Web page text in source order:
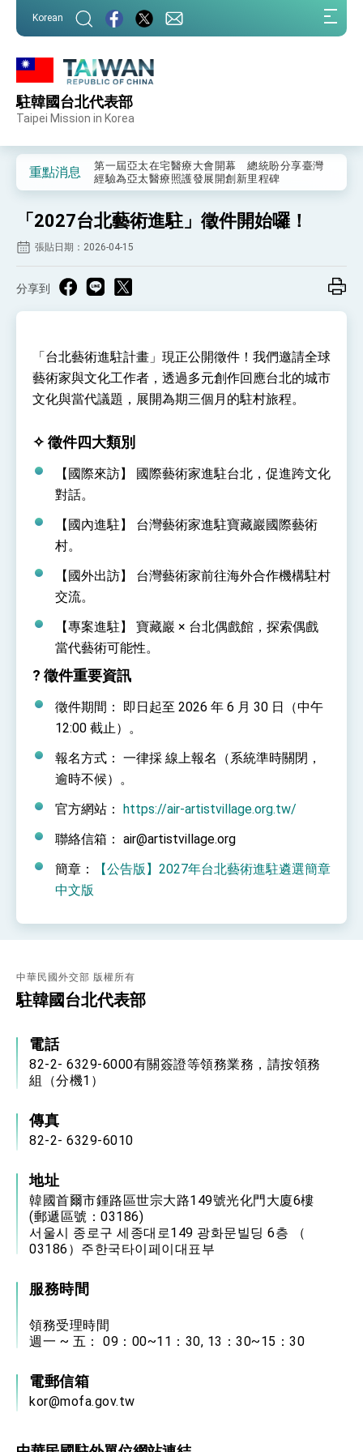
Korean
駐韓國台北代表部
Taipei Mission in Korea
重點消息
外交部重要言論
事處」，進一步深化台美交流合作
第一屆亞太在宅醫療大會開幕 總統盼分享臺灣
經驗為亞太醫療照護發展開創新里程碑
及「台灣智慧醫療與健康產業展」預告短片，向
世界展現台灣守護全球健康的創新能量
總統出訪史瓦帝尼返國談話 強調臺灣人有權利
走向世界 盼與理念相近國家共同維護國際秩序
訪問
總統與五院院長新春茶敘 盼化分歧為團結、為
台美貿易協議完成簽署達成6大目標、創5大歷史
性突破 總統強調將以3大面向加速臺灣經濟轉型
升級 籲請立院全力支持並盡速通過
臺美簽署「對等貿易協定」確立對等關稅15%且不
疊加 我輸美2072項產品豁免對等關稅
世界 需要台灣，團結合作方能守護繁榮
位轉 型迎向下個50年
總統主持「台美經濟繁榮夥伴對話」記者會 說
明臺美合作三大戰略方向 盼與民主夥伴共同引
述印太安全局勢，籲深化台印尼半導體供應鏈合
作
副總統接見美參議員蓋耶哥 強調美國是臺灣重
外交部長林佳龍午宴歡迎美國聯邦參議員蓋耶哥
訪問團
外交部長林佳龍接見美國智庫「德國馬歇爾基金
臺美經貿談判獲階段性成果 卓揆期勉爭取時間完
卓揆：臺美關稅談判階段性結果有助臺灣取得有
利戰略地位 全力支持「臺美對等貿易協定」簽署
外交部與數位發展部攜手合作，整合台灣雄厚數
位實力，達成固邦榮邦目標
外交部長林佳龍主持第35次「參與亞太經濟合作
民調顯示多數國人滿意政府外交表現，高度支持
總統以「韌性之島，希望之光」為題發表2026新
總統主持「守護民主台灣國安行動方案」記者
賴總統就職演說影片
我國政府將在美國亞利桑納州設立「駐鳳凰城辦
事處」，進一步深化台美交流合作
「2027台北藝術進駐」徵件開始囉！
張貼日期：2026-04-15
分享到
「台北藝術進駐計畫」現正公開徵件！我們邀請全球
藝術家與文化工作者，透過多元創作回應台北的城市
文化與當代議題，展開為期三個月的駐村旅程。
✧ 徵件四大類別
【國際來訪】
國際藝術家進駐台北，促進跨文化
對話。
【國內進駐】
台灣藝術家進駐寶藏巖國際藝術
村。
【國外出訪】
台灣藝術家前往海外合作機構駐村
交流。
【專案進駐】
寶藏巖 × 台北偶戲館，探索偶戲
當代藝術可能性。
? 徵件重要資訊
徵件期間： 即日起至 2026 年 6 月 30 日（中午
12:00 截止）
。
報名方式： 一律採 線上報名
（系統準時關閉，
逾時不候）。
官方網站： https://air-artistvillage.org.tw/
聯絡信箱： air@artistvillage.org
簡章：
【公告版】2027年台北藝術進駐遴選簡章
中文版
中華民國外交部 版權所有
駐韓國台北代表部
電話
82-2- 6329-6000有關簽證等領務業務，請按領務
組（分機1）
傳真
82-2- 6329-6010
地址
韓國首爾市鍾路區世宗大路149號光化門大廈6樓
(郵遞區號：03186)
서울시 종로구 세종대로149 광화문빌딩 6층 （
03186）주한국타이페이대표부
服務時間
領務受理時間
週一 ~ 五： 09：00~11：30, 13：30~15：30
電郵信箱
kor@mofa.gov.tw